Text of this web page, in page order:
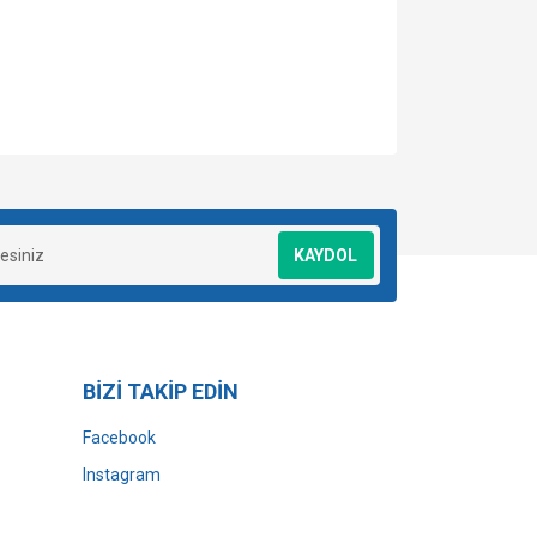
KAYDOL
BİZİ TAKİP EDİN
Facebook
Instagram